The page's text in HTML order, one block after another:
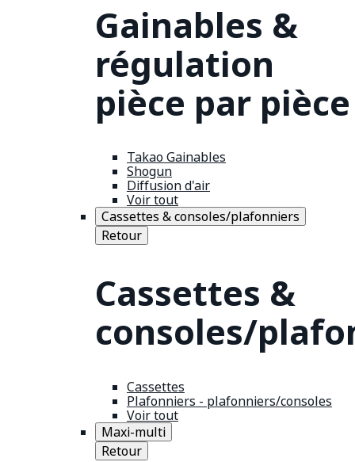
Gainables &
régulation
pièce par pièce
Takao Gainables
Shogun
Diffusion d'air
Voir tout
Cassettes & consoles/plafonniers
Retour
Cassettes &
consoles/
Cassettes
Plafonniers - plafonniers/consoles
Voir tout
Maxi-multi
Retour